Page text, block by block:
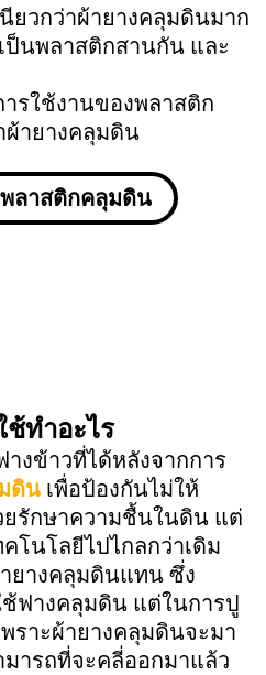
ยวกว่าผ้ายางคลุมดินมาก
ป็นพลาสติกสานกัน และ
รใช้งานของพลาสติก
ายางคลุมดิน
พลาสติกคลุมดิน
ทำอะไร
ข้าวที่ได้หลังจากการ
ดิน เพื่อป้องกันไม่ให้
รักษาความชื้นในดิน แต่
โนโลยีไปไกลกว่าเดิม
ยางคลุมดินแทน ซึ่ง
ฟางคลุมดิน แต่ในการปู
ราะผ้ายางคลุมดินจะมา
ารถที่จะคลี่ออกมาแล้ว